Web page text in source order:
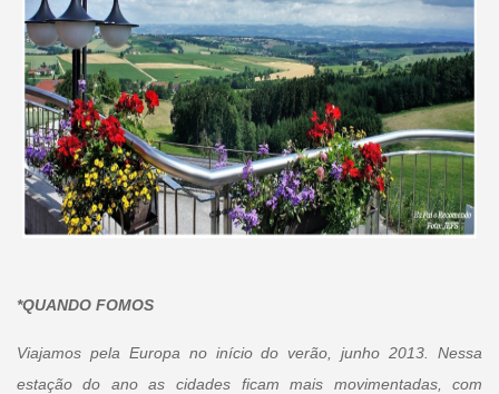
*QUANDO FOMOS
Viajamos pela Europa no início do verão, junho 2013. Nessa
estação do ano as cidades ficam mais movimentadas, com